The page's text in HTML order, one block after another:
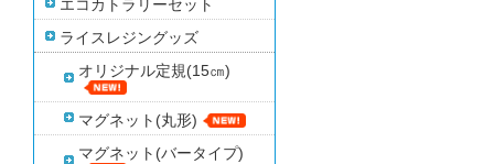
エコカトラリーセット
ライスレジングッズ
オリジナル定規(15㎝)
マグネット(丸形)
マグネット(バータイプ)